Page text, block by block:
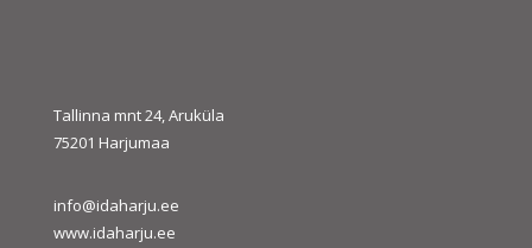
Tallinna mnt 24, Aruküla
75201 Harjumaa
info@idaharju.ee
www.idaharju.ee